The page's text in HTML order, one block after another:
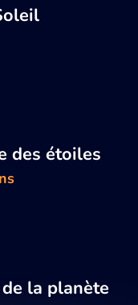
des étoiles
la planète